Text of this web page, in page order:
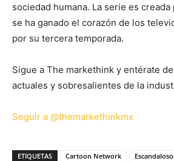
sociedad humana. La serie es
se ha ganado el corazón de los
por su tercera temporada.
Sigue a The markethink y entérate
actuales y sobresalientes de la
Seguir a @themarkethinkmx
ETIQUETAS Cartoon Network